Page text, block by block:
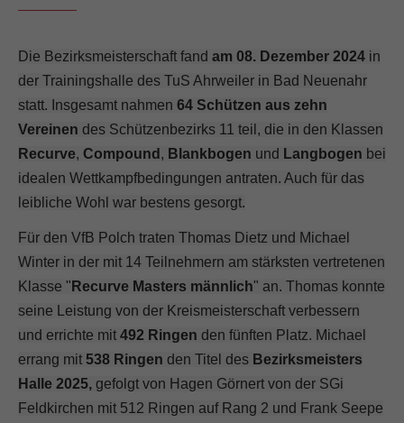
Aenean commodo ligula eget dolor. Aenean massa. Cum
nascetur ridiculus mus. Donec quam felis, ultricies nec.
Die Bezirksmeisterschaft fand am 08. Dezember 2024 in
der Trainingshalle des TuS Ahrweiler in Bad Neuenahr
statt. Insgesamt nahmen 64 Schützen aus zehn
Vereinen des Schützenbezirks 11 teil, die in den Klassen
Recurve, Compound , Blankbogen und Langbogen bei
idealen Wettkampfbedingungen antraten. Auch für das
leibliche Wohl war bestens gesorgt.
Für den VfB Polch traten Thomas Dietz und Michael
Winter in der mit 14 Teilnehmern am stärksten vertretenen
Klasse " Recurve Masters männlich" an. Thomas konnte
seine Leistung von der Kreismeisterschaft verbessern
und errichte mit 492 Ringen den fünften Platz. Michael
errang mit 538 Ringen den Titel des Bezirksmeisters
Halle 2025, gefolgt von Hagen Görnert von der SGi
Feldkirchen mit 512 Ringen auf Rang 2 und Frank Seepe